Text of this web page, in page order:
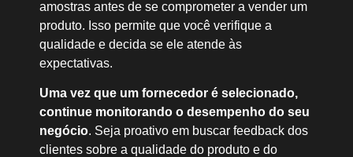
amostras antes de se comprometer a vender um
produto. Isso permite que você verifique a
qualidade e decida se ele atende às
expectativas.
Uma vez que um fornecedor é selecionado,
continue monitorando o desempenho do seu
negócio. Seja proativo em buscar feedback dos
clientes sobre a qualidade do produto e do